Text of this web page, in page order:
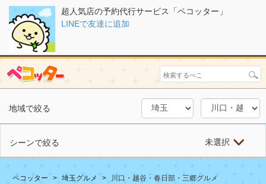
超人気店の予約代行サービス「ペコッター」
LINEで友達に追加
地域で絞る
シーンで絞る 未選択
ペコッター 埼玉グルメ 川口・越谷・春日部・三郷グルメ